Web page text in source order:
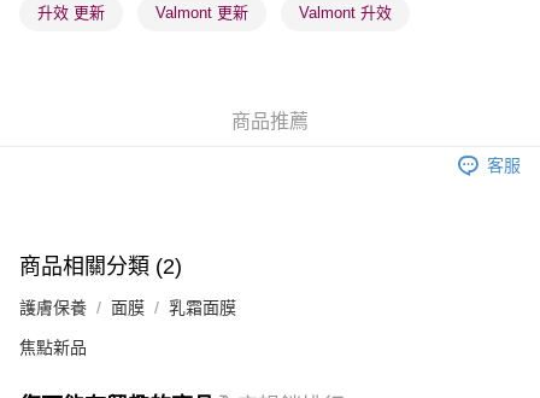
每筆HK$65.00，滿HK$300.00或以上免運費
每筆HK$20.00，滿HK$100.00或以上免運費
(澳門門市) 只顯示可選門市。確認發貨後2-5個工作天到店，3天內
澳門地區配送 - 確認發貨後1-4個工作天送達
升效 更新 Valmont 更新 Valmont 升效
商品推薦
客服
商品相關分類 (2)
護膚保養 面膜 乳霜面膜
焦點新品